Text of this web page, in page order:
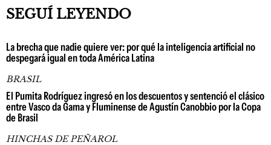
SEGUÍ LEYENDO
La brecha que nadie quiere ver: por qué la inteligencia artificial no
despegará igual en toda América Latina
BRASIL
El Pumita Rodríguez ingresó en los descuentos y sentenció el clásico
entre Vasco da Gama y Fluminense de Agustín Canobbio por la Copa
de Brasil
HINCHAS DE PEÑAROL